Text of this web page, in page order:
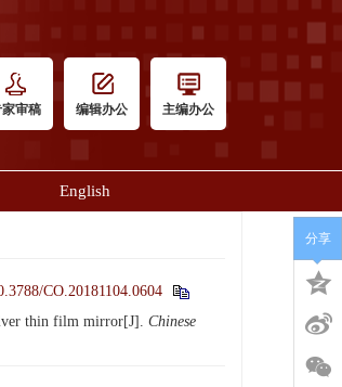
审稿 编辑办公 主编办公
English
CO.20181104.0604
thin film mirror[J]. Chinese
分享